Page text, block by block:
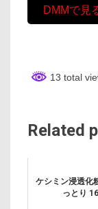
DMMで見
13 total
Related
ケシミン浸透化
っとり